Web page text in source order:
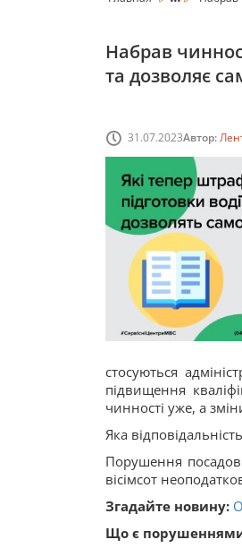
Набрав
та дозволяє
31.07.2023Автор:
стосуються
підвищення
чинності уже, а
Яка
Порушення
вісімсот
Згадайте новину:
Що є порушеннями